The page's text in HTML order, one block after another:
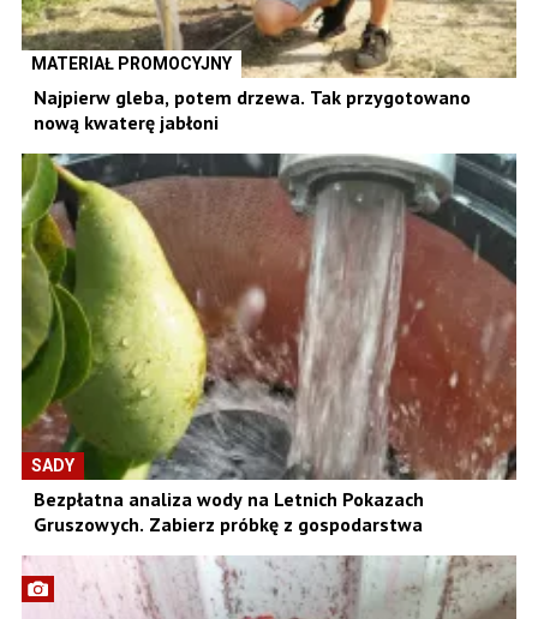
MATERIAŁ PROMOCYJNY
Najpierw gleba, potem drzewa. Tak przygotowano
nową kwaterę jabłoni
SADY
Bezpłatna analiza wody na Letnich Pokazach
Gruszowych. Zabierz próbkę z gospodarstwa